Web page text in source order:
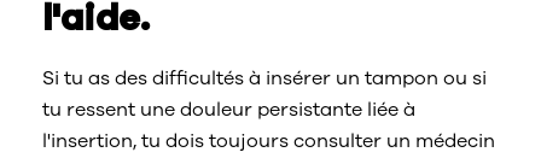
l'aide.
Si tu as des difficultés à insérer un tampon ou si
tu ressent une douleur persistante liée à
l'insertion, tu dois toujours consulter un médecin